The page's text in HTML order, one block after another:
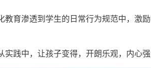
教育渗透到学生的日常行为规范中，激
践中，让孩子变得，开朗乐观，内心强